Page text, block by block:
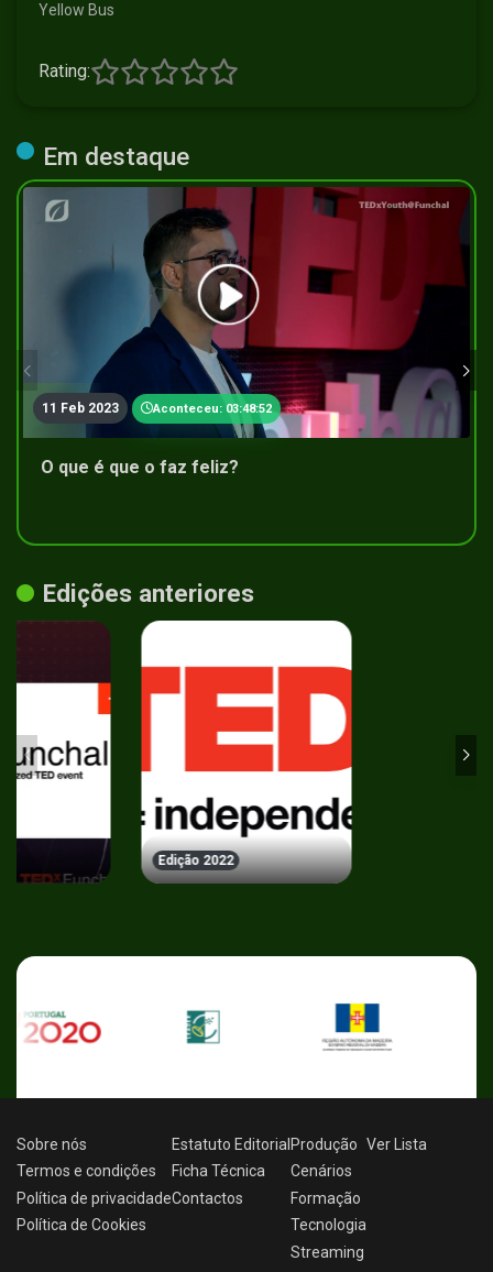
Yellow Bus
Rating:
Em destaque
11 Feb 2023 Aconteceu: 03:48:52
O que é que o faz feliz?
Edições anteriores
Edição 2022
Sobre nós
Termos e condições
Política de privacidade
Política de Cookies
Estatuto Editorial
Ficha Técnica
Contactos
Produção
Cenários
Formação
Tecnologia
Streaming
Ver Lista